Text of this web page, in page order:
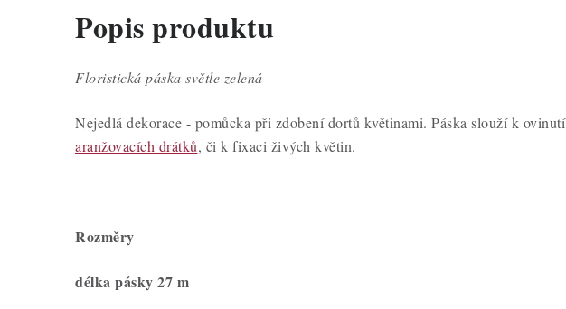
Popis produktu
Floristická páska světle zelená
Nejedlá dekorace - pomůcka při zdobení dortů květinami. Páska slouží k ovinutí
aranžovacích drátků, či k fixaci živých květin.
Rozměry
délka pásky 27 m